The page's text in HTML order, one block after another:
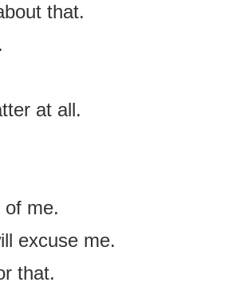
that.
at all.
of me.
excuse me.
that.